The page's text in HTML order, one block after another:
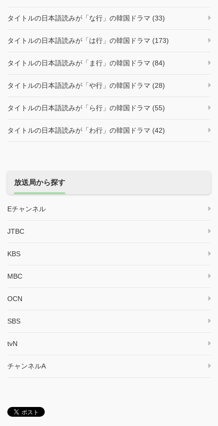
タイトルの日本語読みが「な行」の韓国ドラマ (33)
タイトルの日本語読みが「は行」の韓国ドラマ (173)
タイトルの日本語読みが「ま行」の韓国ドラマ (84)
タイトルの日本語読みが「や行」の韓国ドラマ (28)
タイトルの日本語読みが「ら行」の韓国ドラマ (55)
タイトルの日本語読みが「わ行」の韓国ドラマ (42)
放送局から探す
Eチャンネル
JTBC
KBS
MBC
OCN
SBS
tvN
チャンネルA